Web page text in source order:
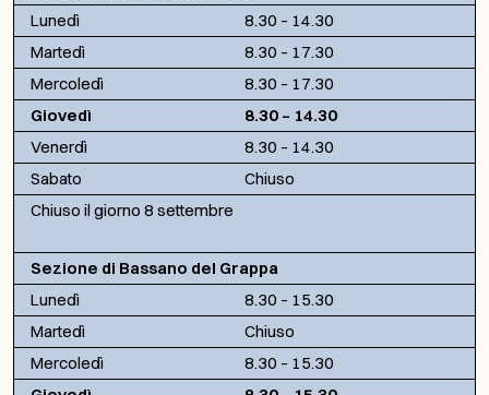
Lunedì
8.30 – 14.30
Martedì
8.30 – 17.30
Mercoledì
8.30 – 17.30
Giovedì
8.30 – 14.30
Venerdì
8.30 – 14.30
Sabato
Chiuso
Chiuso il giorno 8 settembre
Sezione di Bassano del Grappa
Lunedì
8.30 – 15.30
Martedì
Chiuso
Mercoledì
8.30 – 15.30